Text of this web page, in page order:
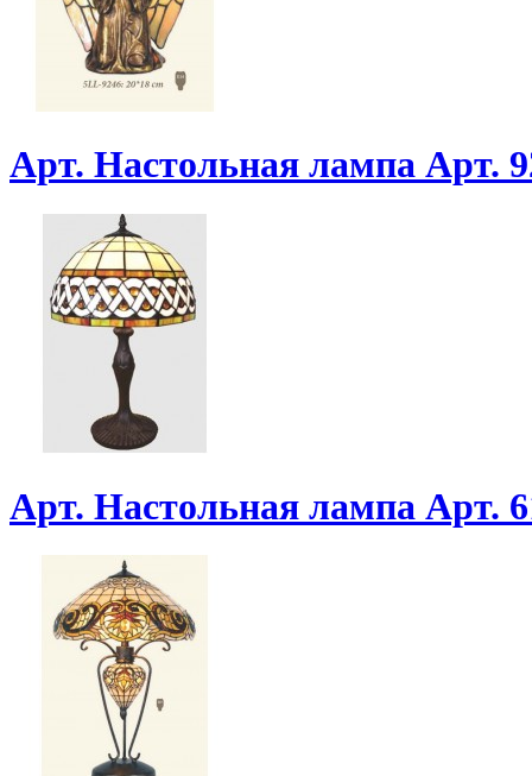
Арт. Настольная лампа Арт.
Арт. Настольная лампа Арт.